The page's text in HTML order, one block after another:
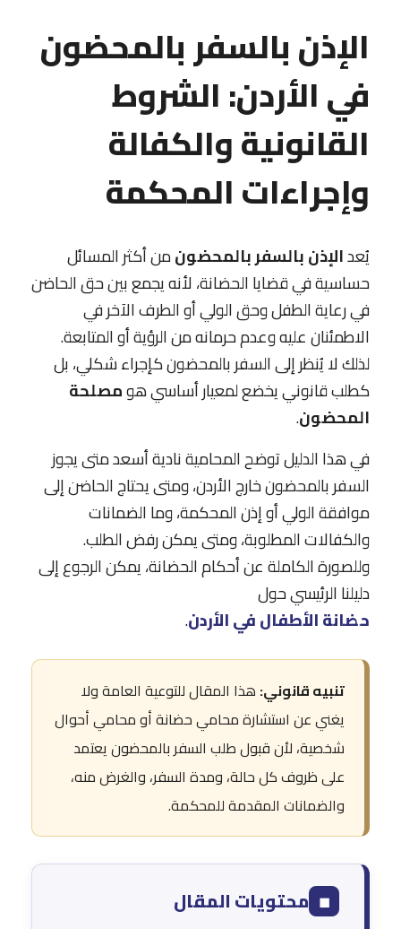
الإذن بالسفر بالمحضون
في الأردن: الشروط
القانونية والكفالة
وإجراءات المحكمة
يُعدالإذن بالسفر بالمحضونمن أكثر المسائل
حساسية في قضايا الحضانة، لأنه يجمع بين حق الحاضن
في رعاية الطفل وحق الولي أو الطرف الآخر في
الاطمئنان عليه وعدم حرمانه من الرؤية أو المتابعة.
لذلك لا يُنظر إلى السفر بالمحضون كإجراء شكلي، بل
كطلب قانوني يخضع لمعيار أساسي هومصلحة
المحضون.
في هذا الدليل توضح المحامية نادية أسعد متى يجوز
السفر بالمحضون خارج الأردن، ومتى يحتاج الحاضن إلى
موافقة الولي أو إذن المحكمة، وما الضمانات
والكفالات المطلوبة، ومتى يمكن رفض الطلب.
وللصورة الكاملة عن أحكام الحضانة، يمكن الرجوع إلى
دليلنا الرئيسي حول
حضانة الأطفال في الأردن.
تنبيه قانوني: هذا المقال للتوعية العامة ولا
يغني عن استشارة محامي حضانة أو محامي أحوال
شخصية، لأن قبول طلب السفر بالمحضون يعتمد
على ظروف كل حالة، ومدة السفر، والغرض منه،
والضمانات المقدمة للمحكمة.
◼ محتويات المقال